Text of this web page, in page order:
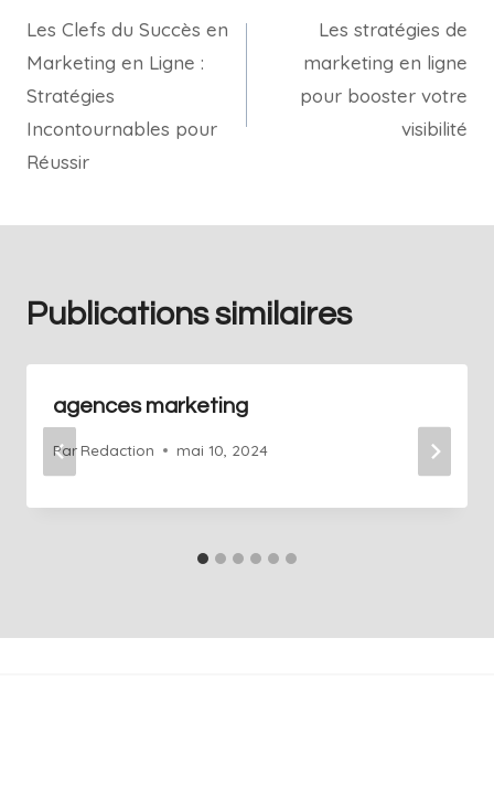
Les Clefs du Succès en
Marketing en Ligne :
Stratégies
Incontournables pour
Réussir
Les stratégies de
marketing en ligne
pour booster votre
visibilité
Publications similaires
agences marketing
Par Redaction mai 10, 2024